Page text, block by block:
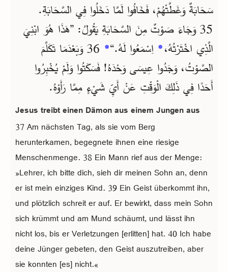
سَحَابَةٌ وَغَطَّتْهُمْ، فَخَافُوا لَمَّا دَخَلُوا فِي السَّحَابَةِ.
35 وَجَاءَ صَوْتٌ مِنَ السَّحَابَةِ يَقُولُ: ”هَذَا هُوَ ابْنِيَ
الَّذِي اخْتَرْتُهُ،* اِسْمَعُوا لَهُ.“*
36 وَبَعْدَمَا تَكَلَّمَ
الصَّوْتُ، وَجَدُوا عِيسَى وَحْدَهُ! فَسَكَتُوا وَلَمْ يُخْبِرُوا
أَحَدًا فِي ذَلِكَ الْوَقْتِ عَنْ أَيِّ شَيْءٍ مِمَّا رَأَوْهُ.
Jesus treibt einen Dämon aus einem Jungen aus
37 Am nächsten Tag, als sie vom Berg
herunterkamen, begegnete ihnen eine riesige
Menschenmenge. 38 Ein Mann rief aus der Menge:
»Lehrer, ich bitte dich, sieh dir meinen Sohn an, denn
er ist mein einziges Kind. 39 Ein Geist überkommt ihn,
und plötzlich schreit er auf. Er bewirkt, dass mein Sohn
sich krümmt und am Mund schäumt, und lässt ihn
nicht los, bis er Verletzungen [erlitten] hat. 40 Ich habe
deine Jünger gebeten, den Geist auszutreiben, aber
sie konnten [es] nicht.«